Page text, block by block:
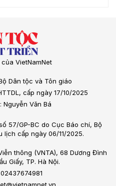
VietNamNet
Dân tộc và Tôn giáo
cấp ngày 17/10/2025
Nguyễn Văn Bá
57/GP-BC do Cục Báo chí, Bộ
lịch cấp ngày 06/11/2025.
thông (VNTA), 68 Dương Đình
Giấy, TP. Hà Nội.